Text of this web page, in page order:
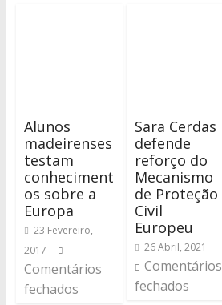
Alunos
madeirenses
testam
conheciment
os sobre a
Europa
23 Fevereiro,
2017
Comentários
fechados
Sara Cerdas
defende
reforço do
Mecanismo
de Proteção
Civil
Europeu
26 Abril, 2021
Comentários
fechados